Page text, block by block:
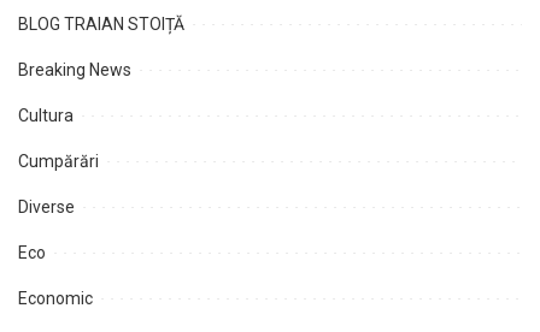
BLOG TRAIAN STOIȚĂ
Breaking News
Cultura
Cumpărări
Diverse
Eco
Economic